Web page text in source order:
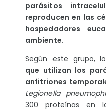
parásitos
reproducen en las
hospedadores
ambiente.
Según este grupo,
que utilizan los
anfitriones
Legionella
300 proteínas en